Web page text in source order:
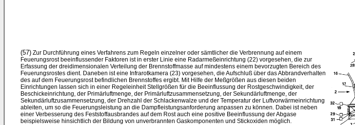
(57) Zur Durchführung eines Verfahrens zum Regeln einzelner oder sämtlicher die Verbrennung auf einem
Feuerungsrost beeinflussender Faktoren ist in erster Linie eine Radarmeßeinrichtung (22) vorgesehen, die zur
Erfassung der dreidimensionalen Verteilung der Brennstoffmasse auf mindestens einem bevorzugten Bereich des
Feuerungsrostes dient. Daneben ist eine Infrarotkamera (23) vorgesehen, die Aufschluß über das Abbrandverhalten
des auf dem Feuerungsrost befindlichen Brennstoffes ergibt. Mit Hilfe der Meßgrößen aus diesen beiden
Einrichtungen lassen sich in einer Regeleinheit Stellgrößen für die Beeinflussung der Rostgeschwindigkeit, der
Beschickeinrichtung, der Primärluftmenge, der Primärluftzusammensetzung, der Sekundärluftmenge, der
Sekundärluftzusammensetzung, der Drehzahl der Schlackenwalze und der Temperatur der Luftvorwärmeinrichtung
ableiten, um so die Feuerungsleistung an die Dampfleistungsanforderung anpassen zu können. Dabei ist neben
einer Verbesserung des Feststoffausbrandes auf dem Rost auch eine positive Beeinflussung der Abgase
beispielsweise hinsichtlich der Bildung von unverbrannten Gaskomponenten und Stickoxiden möglich.